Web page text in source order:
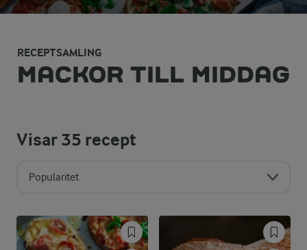
RECEPTSAMLING
MACKOR TILL MIDDAG
Visar35 recept
Popularitet